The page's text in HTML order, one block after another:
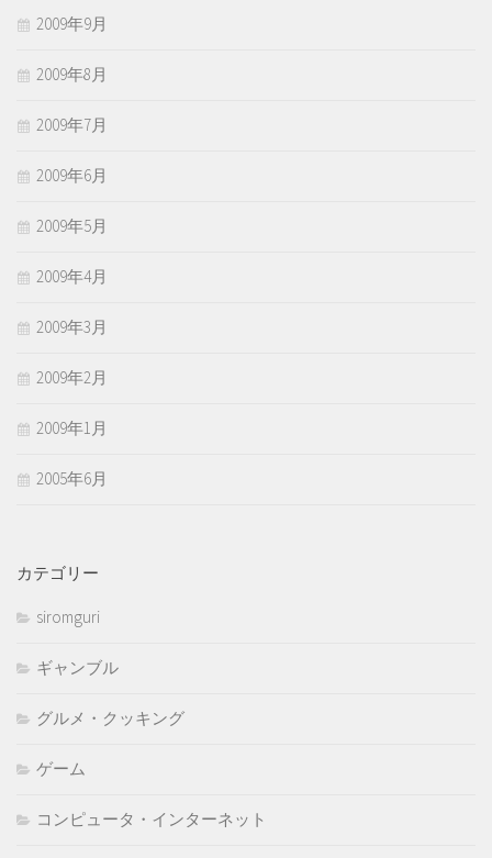
2009年9月
2009年8月
2009年7月
2009年6月
2009年5月
2009年4月
2009年3月
2009年2月
2009年1月
2005年6月
カテゴリー
siromguri
ギャンブル
グルメ・クッキング
ゲーム
コンピュータ・インターネット